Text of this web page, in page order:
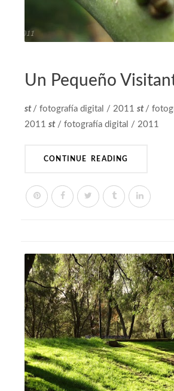
Un Pequeño
st / fotografía digital / 2011 st /
2011 st/ fotografía digital / 2011
CONTINUE READING